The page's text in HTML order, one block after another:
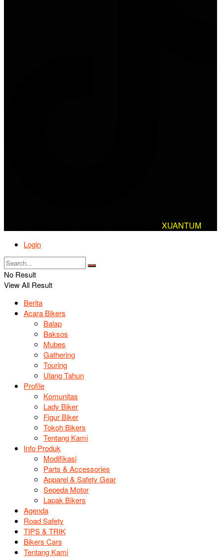
XUANTUM
Login
No Result
View All Result
Berita
Acara Bikers
Balap
Baksos
Mubes
Gathering
Touring
Ulang Tahun
Profile
Komunitas
Lady Biker
Figur Biker
Tokoh Bikers
Tentang Kami
Info Produk
Modifikasi
Parts & Accessories
Apparel & Safety Gear
Sepeda Motor
Lapak Bikers
Agenda
Road Safety
TIPS & TRIK
Bikers Cars
Tentang Kami